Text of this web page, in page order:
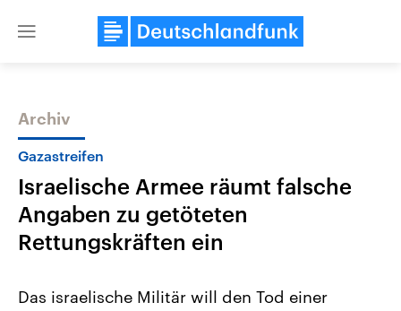
Close
Themen
Archiv
Gazastreifen
Israelische Armee räumt falsche
Angaben zu getöteten
Rettungskräften ein
Das israelische Militär will den Tod einer